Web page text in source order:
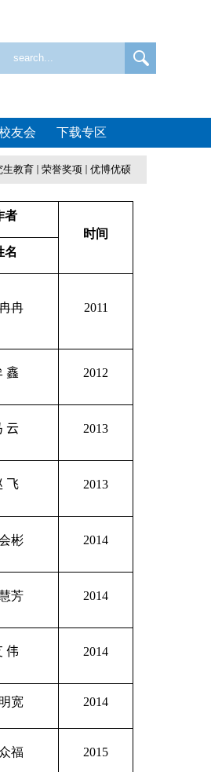
友会 下载专区
生教育 荣誉奖项 优博优硕
者
时间
名
冉 2011
鑫 2012
云 2013
飞 2013
彬 2014
芳 2014
伟 2014
宽 2014
福 2015